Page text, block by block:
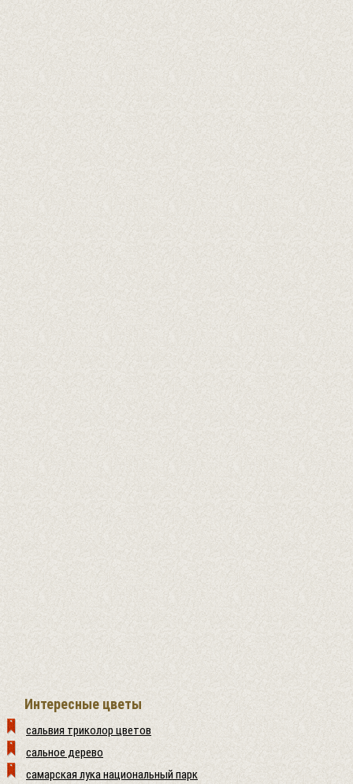
Интересные цветы
сальвия триколор цветов
сальное дерево
самарская лука национальный парк